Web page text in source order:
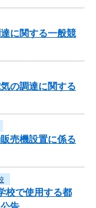
に関する一般競
の調達に関する
売機設置に係る
校で使用する都